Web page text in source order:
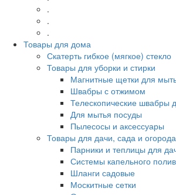
.
.
.
Товары для дома
Скатерть гибкое (мягкое) стекло
Товары для уборки и стирки
Магнитные щетки для
Швабры с отжимом
Телескопические швабры
Для мытья посуды
Пылесосы и аксессуары
Товары для дачи, сада и огорода
Парники и теплицы для
Системы капельного
Шланги садовые
Москитные сетки